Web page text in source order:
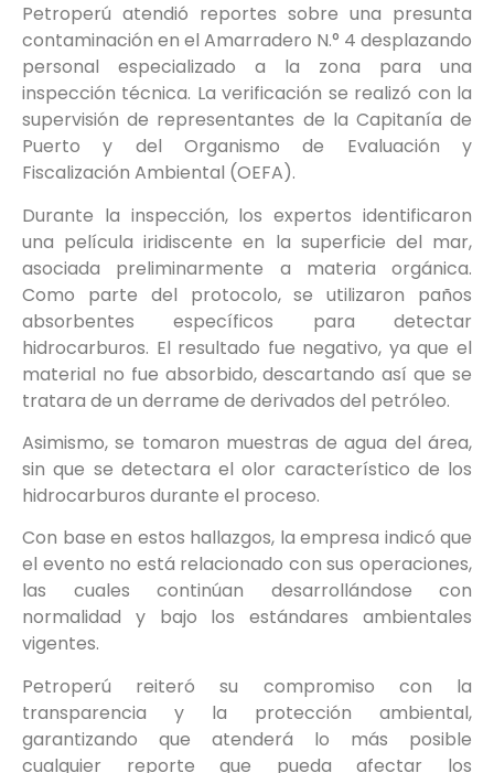
Petroperú atendió reportes sobre una presunta
contaminación en el Amarradero N.° 4 desplazando
personal especializado a la zona para una
inspección técnica. La verificación se realizó con la
supervisión de representantes de la Capitanía de
Puerto y del Organismo de Evaluación y
Fiscalización Ambiental (OEFA).
Durante la inspección, los expertos identificaron
una película iridiscente en la superficie del mar,
asociada preliminarmente a materia orgánica.
Como parte del protocolo, se utilizaron paños
absorbentes específicos para detectar
hidrocarburos. El resultado fue negativo, ya que el
material no fue absorbido, descartando así que se
tratara de un derrame de derivados del petróleo.
Asimismo, se tomaron muestras de agua del área,
sin que se detectara el olor característico de los
hidrocarburos durante el proceso.
Con base en estos hallazgos, la empresa indicó que
el evento no está relacionado con sus operaciones,
las cuales continúan desarrollándose con
normalidad y bajo los estándares ambientales
vigentes.
Petroperú reiteró su compromiso con la
transparencia y la protección ambiental,
garantizando que atenderá lo más posible
cualquier reporte que pueda afectar los